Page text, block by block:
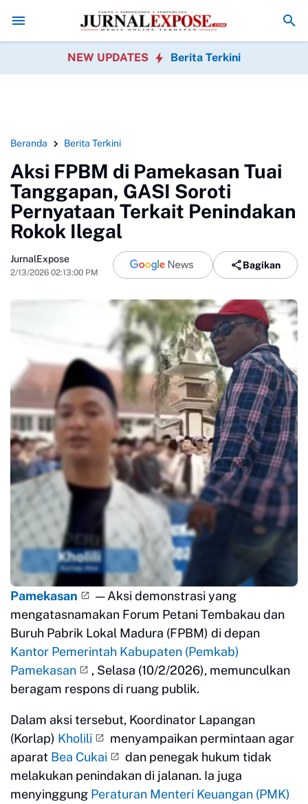
Gabungan Evakuasi 2 JenazahSPPG Walangsari 002 Disambut
NEW UPDATES Berita Terkini
Beranda Berita Terkini
Aksi FPBM di Pamekasan Tuai
Tanggapan, GASI Soroti
Pernyataan Terkait Penindakan
Rokok Ilegal
JurnalExpose
2/13/2026 02:13:00 PM
Bagikan
Pamekasan
— Aksi demonstrasi yang
mengatasnamakan Forum Petani Tembakau dan
Buruh Pabrik Lokal Madura (FPBM) di depan
Kantor Pemerintah Kabupaten (Pemkab)
Pamekasan
, Selasa (10/2/2026), memunculkan
beragam respons di ruang publik.
Dalam aksi tersebut, Koordinator Lapangan
(Korlap) Kholili
menyampaikan permintaan agar
aparat Bea Cukai
dan penegak hukum tidak
melakukan penindakan di jalanan. Ia juga
menyinggung Peraturan Menteri Keuangan (PMK)